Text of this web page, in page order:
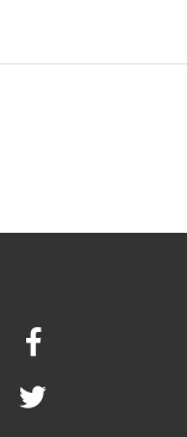
Facebook
Twitter